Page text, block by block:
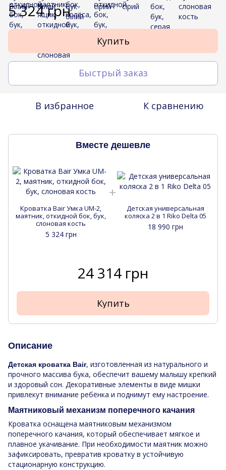
5 324 грн
Купить
Быстрый заказ
В избранное К сравнению
Вместе дешевле
Кроватка Bair Умка UM-2,
маятник, откидной бок, бук,
слоновая кость
5 324 грн
Детская универсальная
коляска 2 в 1 Riko Delta 05
18 990 грн
24 314 грн
Купить
Описание
Детская кроватка Bair, изготовленная из натурального и
прочного массива бука, обеспечит вашему малышу крепкий
и здоровый сон. Декоративные элементы в виде мишки
привлекут внимание ребёнка и поднимут ему настроение.
Маятниковый механизм поперечного качания
Кроватка оснащена маятниковым механизмом
поперечного качания, который обеспечивает мягкое и
плавное укачивание. При необходимости маятник можно
зафиксировать, превратив кроватку в устойчивую
стационарную конструкцию.